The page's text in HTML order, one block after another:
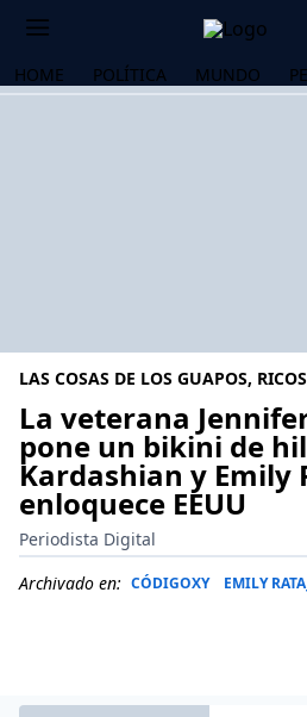
HOME POLÍTICA MUNDO
LAS COSAS DE LOS GUAPOS,
La veterana
pone un bikini de
Kardashian y Emily
enloquece EEUU
Periodista Digital
Archivado en: CÓDIGOXY EMILY